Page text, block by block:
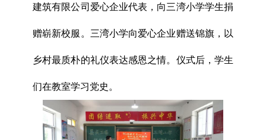
建筑有限公司爱心企业代表，向三湾小学学生捐
赠崭新校服。三湾小学向爱心企业赠送锦旗，以
乡村最质朴的礼仪表达感恩之情。仪式后，学生
们在教室学习党史。